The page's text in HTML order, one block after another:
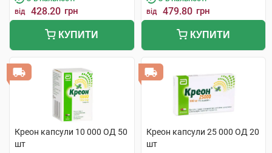
від 428.20 грн
КУПИТИ
від 479.80 грн
КУПИТИ
Креон капсули 10 000 ОД 50
шт
Креон капсули 25 000 ОД 20
шт